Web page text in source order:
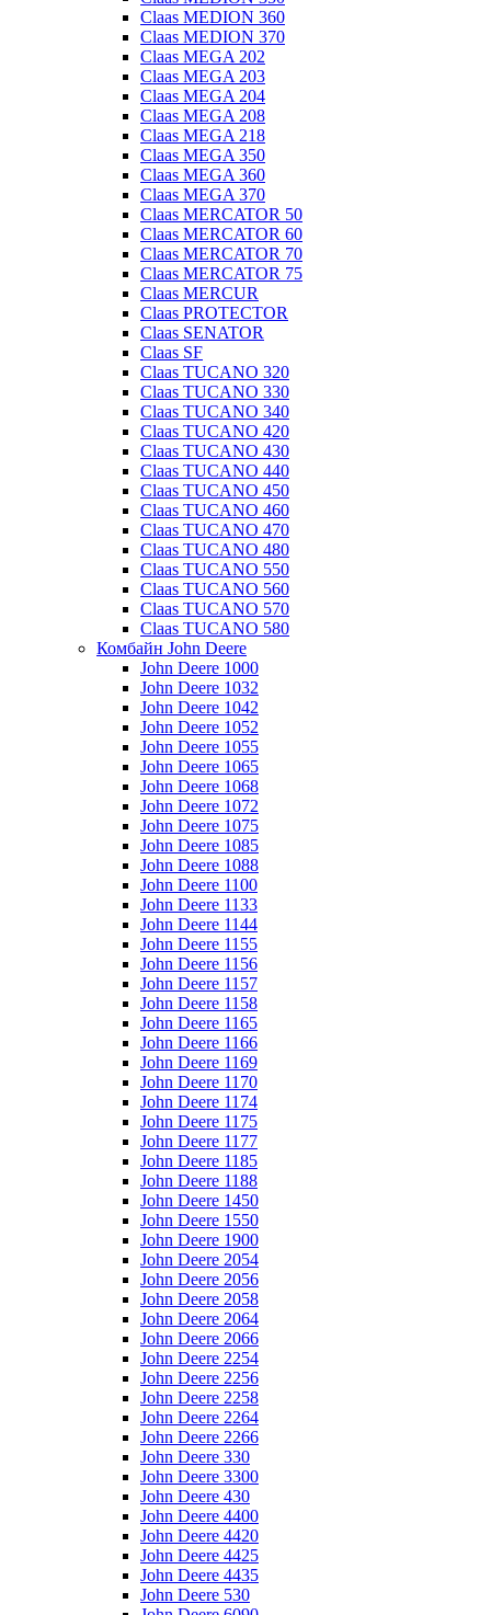
Claas MEDION 360
Claas MEDION 370
Claas MEGA 202
Claas MEGA 203
Claas MEGA 204
Claas MEGA 208
Claas MEGA 218
Claas MEGA 350
Claas MEGA 360
Claas MEGA 370
Claas MERCATOR 50
Claas MERCATOR 60
Claas MERCATOR 70
Claas MERCATOR 75
Claas MERCUR
Claas PROTECTOR
Claas SENATOR
Claas SF
Claas TUCANO 320
Claas TUCANO 330
Claas TUCANO 340
Claas TUCANO 420
Claas TUCANO 430
Claas TUCANO 440
Claas TUCANO 450
Claas TUCANO 460
Claas TUCANO 470
Claas TUCANO 480
Claas TUCANO 550
Claas TUCANO 560
Claas TUCANO 570
Claas TUCANO 580
Комбайн John Deere
John Deere 1000
John Deere 1032
John Deere 1042
John Deere 1052
John Deere 1055
John Deere 1065
John Deere 1068
John Deere 1072
John Deere 1075
John Deere 1085
John Deere 1088
John Deere 1100
John Deere 1133
John Deere 1144
John Deere 1155
John Deere 1156
John Deere 1157
John Deere 1158
John Deere 1165
John Deere 1166
John Deere 1169
John Deere 1170
John Deere 1174
John Deere 1175
John Deere 1177
John Deere 1185
John Deere 1188
John Deere 1450
John Deere 1550
John Deere 1900
John Deere 2054
John Deere 2056
John Deere 2058
John Deere 2064
John Deere 2066
John Deere 2254
John Deere 2256
John Deere 2258
John Deere 2264
John Deere 2266
John Deere 330
John Deere 3300
John Deere 430
John Deere 4400
John Deere 4420
John Deere 4425
John Deere 4435
John Deere 530